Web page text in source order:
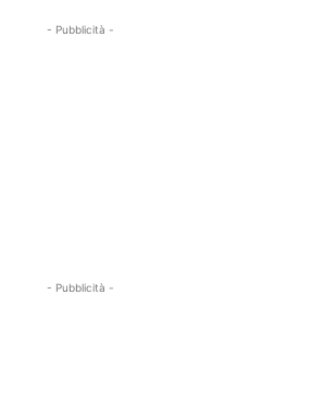
- Pubblicità -
- Pubblicità -